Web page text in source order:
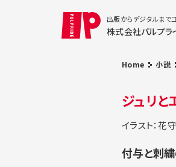
出版からデジタルまで
株式会社パルプラ
Home 小説
ジュリ
イラスト：花守
付与と刺繍